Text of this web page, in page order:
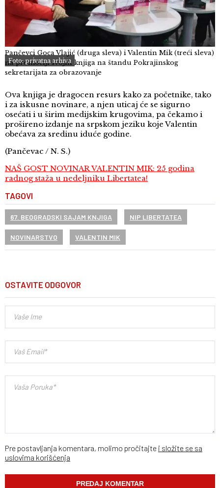
Pančevci Goca Vlajić (druga sleva) i Valentin Mik (treći sleva)
na promociji svojih knjiga na štandu Pokrajinskog
sekretarijata za obrazovanje
Foto: privatna arhiva
Ova knjiga je dragocen resurs kako za početnike, tako
i za iskusne novinare, a njen uticaj će se sigurno
osećati i u širim medijskim krugovima, pa čekamo i
prošireno izdanje na srpskom jeziku koje Valentin
obećava za sredinu iduće godine.
(Pančevac / N. S.)
NAŠ GOST NOVINAR VALENTIN MIK: 25 godina
radnog staža u nedeljniku Libertatea!
TAGOVI
67. BEOGRADSKI SAJAM KNJIGA NIP LIBERTATEA
NOVINARSTVO VALENTIN MIK
OSTAVITE ODGOVOR
Pre postavljanja komentara, molimo pročitajte i složite se sa
uslovima korišćenja